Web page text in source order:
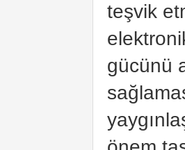
teşvik
gücünü